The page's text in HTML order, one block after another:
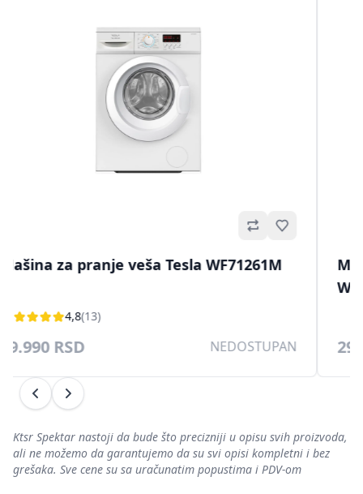
Omiljeno
za pranje veša Tesla WF71261M
4,8(13)
RSD NEDOSTUPAN
Prethodni
Sledeći
Ktsr Spektar nastoji da bude što precizniji u opisu svih proizvoda,
ali ne možemo da garantujemo da su svi opisi kompletni i bez
grešaka. Sve cene su sa uračunatim popustima i PDV-om